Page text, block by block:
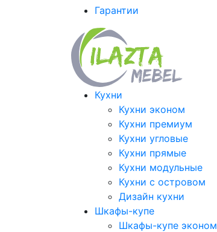
Гарантии
Кухни
Кухни эконом
Кухни премиум
Кухни угловые
Кухни прямые
Кухни модульные
Кухни с островом
Дизайн кухни
Шкафы-купе
Шкафы-купе эконом